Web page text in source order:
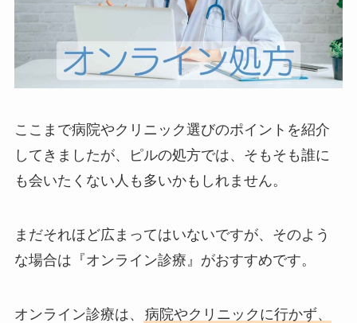
ここまで病院やクリニック選びのポイントを紹介
してきましたが、ピルの処方では、そもそも誰に
も会いたくない人も多いかもしれません。
まだそれほど広まってはいないですが、そのよう
な場合は『オンライン診療』がおすすめです。
オンライン診療は、
病院やクリニックに行かず、